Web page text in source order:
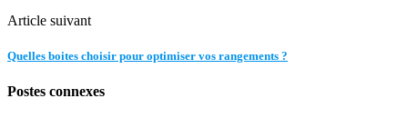
Article suivant
Quelles boites choisir pour optimiser vos rangements ?
Postes connexes